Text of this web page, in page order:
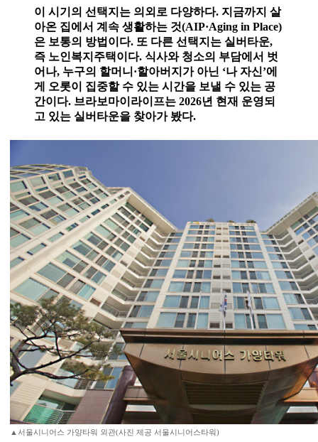
이 시기의 선택지는 의외로 다양하다. 지금까지 살
아온 집에서 계속 생활하는 것(AIP·Aging in Place)
은 보통의 방법이다. 또 다른 선택지는 실버타운,
즉 노인복지주택이다. 식사와 청소의 부담에서 벗
어나, 누구의 할머니·할아버지가 아닌 ‘나 자신’에
게 오롯이 집중할 수 있는 시간을 보낼 수 있는 공
간이다. 브라보마이라이프는 2026년 현재 운영되
고 있는 실버타운을 찾아가 봤다.
▲서울시니어스 가양타워 외관(사진 제공 서울시니어스타워)